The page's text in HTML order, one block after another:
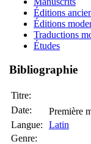
Éditions
Éditions
Traductions
Études
Bibliographie
Titre:
Date:
Première
Langue:
Latin
Genre: